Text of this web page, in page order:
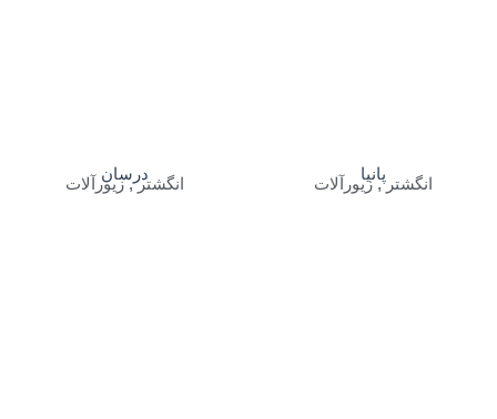
پانیا
انگشتر, زیورآلات
درسان
انگشتر, زیورآلات